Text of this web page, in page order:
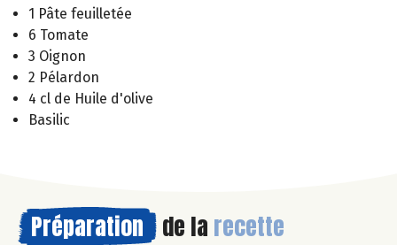
1 Pâte feuilletée
6 Tomate
3 Oignon
2 Pélardon
4 cl de Huile d'olive
Basilic
Préparation de la recette